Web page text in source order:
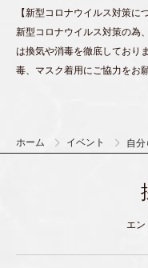
【新型コロナウイルス対策に
新型コロナウイルス対策の為
は換気や消毒を徹底しており
毒、マスク着用にご協力をお
ホーム イベント 自分
エン